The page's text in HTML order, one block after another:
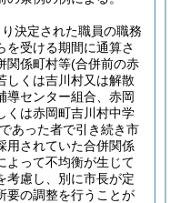
決定された職員の職務
を受ける期間に通算さ
関係町村等(合併前の赤
しくは吉川村又は解散
導センター組合、赤岡
くは赤岡町吉川村中学
あった者で引き続き市
用されていた合併関係
よって不均衡が生じて
考慮し、別に市長が定
要の調整を行うことが